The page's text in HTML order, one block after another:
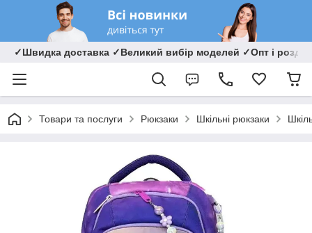
✓Швидка доставка ✓Великий вибір моделей ✓Опт і
Товари та послуги Рюкзаки Шкільні рюкзаки